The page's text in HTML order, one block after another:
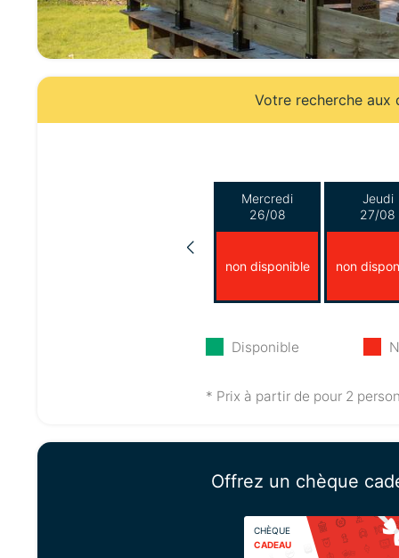
Votre recherche aux
Mercredi
26/08
non disponible
Jeudi
27/08
non
Disponible
* Prix à partir de pour 2
Offrez un chèque
CHÈQUE
CADEAU